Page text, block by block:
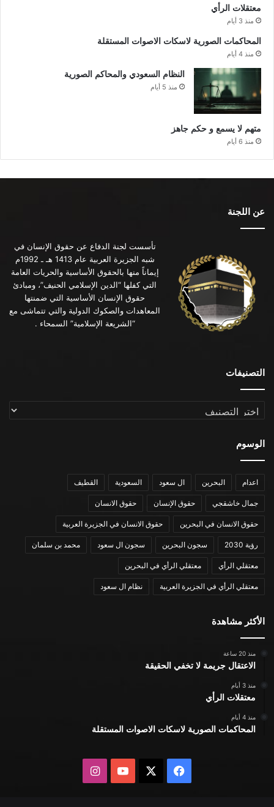
معتقلات الرأي
منذ 3 أيام
المحاكمات الصورية لاسكات الاصوات المستقلة
منذ 4 أيام
النظام السعودي والمحاكم الصورية
منذ 5 أيام
متهم لا يسمع و حكم جاهز
منذ 6 أيام
عن اللجنة
تأسست لجنة الدفاع عن حقوق الإنسان في
شبه الجزيرة العربية عام 1413 هـ ـ 1992م
إيماناً منها بالحقوق الأساسية والحريات العامة
التي كفلها “الدين الإسلامي الحنيف”، ومبادئ
حقوق الإنسان الأساسية التي ضمنتها
المعاهدات والصكوك الدولية والتي تتماشى مع
“الشريعة الإسلامية” السمحاء .
التصنيفات
التصنيفات
الوسوم
اعدام البحرين ال سعود السعودية القطيف
جمال خاشقجي حقوق الإنسان حقوق الانسان
حقوق الانسان في البحرين حقوق الانسان في الجزيرة العربية
رؤية 2030 سجون البحرين سجون ال سعود محمد بن سلمان
معتقلي الرأي معتقلي الرأي في البحرين
معتقلي الرأي في الجزيرة العربية نظام ال سعود
الأكثر مشاهدة
منذ 20 ساعة
الاعتقال جريمة لا تخفي الحقيقة
منذ 3 أيام
معتقلات الرأي
منذ 4 أيام
المحاكمات الصورية لاسكات الاصوات المستقلة
فيسبوك يوتيوبانستقرام